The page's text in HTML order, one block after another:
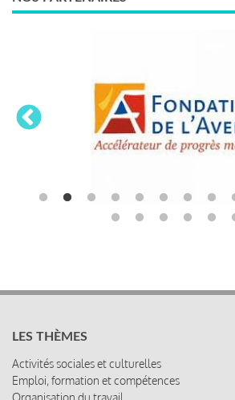
LES THÈMES
Activités sociales et culturelles
Emploi, formation et compétences
Organisation du travail